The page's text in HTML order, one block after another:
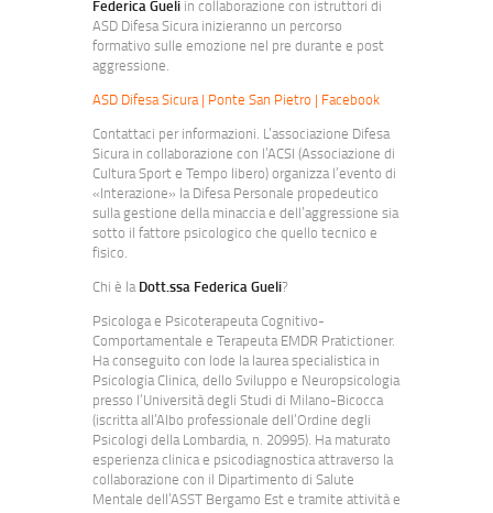
Federica Gueli in collaborazione con istruttori di
ASD Difesa Sicura inizieranno un percorso
formativo sulle emozione nel pre durante e post
aggressione.
ASD Difesa Sicura | Ponte San Pietro | Facebook
Contattaci per informazioni. L’associazione Difesa
Sicura in collaborazione con l’ACSI (Associazione di
Cultura Sport e Tempo libero) organizza l’evento di
«Interazione» la Difesa Personale propedeutico
sulla gestione della minaccia e dell’aggressione sia
sotto il fattore psicologico che quello tecnico e
fisico.
Chi è laDott.ssa Federica Gueli?
Psicologa e Psicoterapeuta Cognitivo-
Comportamentale e Terapeuta EMDR Pratictioner.
Ha conseguito con lode la laurea specialistica in
Psicologia Clinica, dello Sviluppo e Neuropsicologia
presso l’Università degli Studi di Milano-Bicocca
(iscritta all’Albo professionale dell’Ordine degli
Psicologi della Lombardia, n. 20995). Ha maturato
esperienza clinica e psicodiagnostica attraverso la
collaborazione con il Dipartimento di Salute
Mentale dell’ASST Bergamo Est e tramite attività e